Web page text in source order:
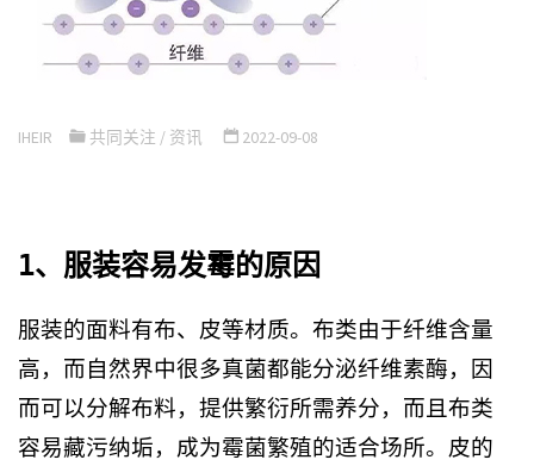
IHEIR 共同关注 / 资讯 2022-09-08
1、服装容易发霉的原因
服装的面料有布、皮等材质。布类由于纤维含量
高，而自然界中很多真菌都能分泌纤维素酶，因
而可以分解布料，提供繁衍所需养分，而且布类
容易藏污纳垢，成为霉菌繁殖的适合场所。皮的